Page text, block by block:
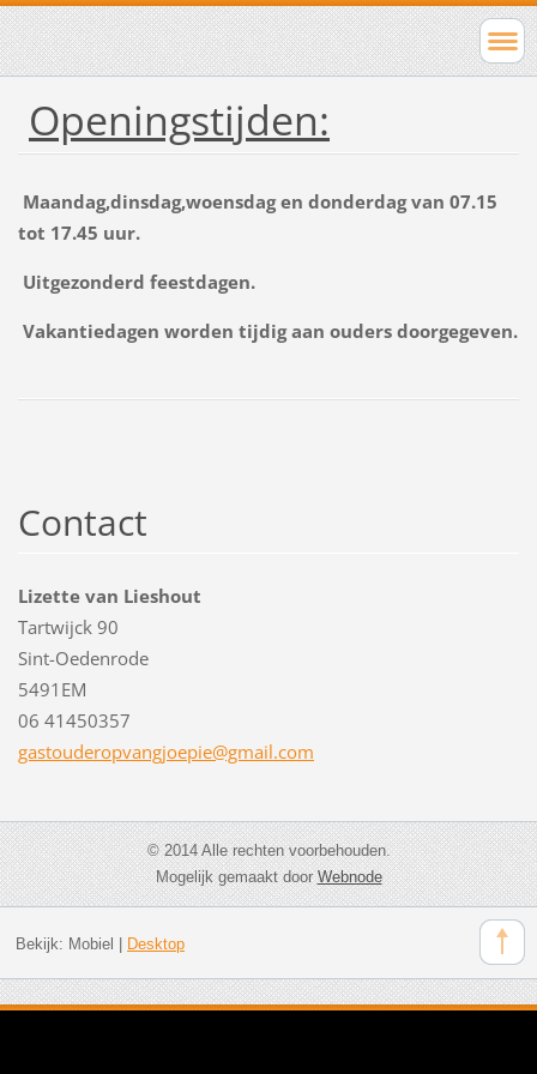
Openingstijden:
Maandag,dinsdag,woensdag en donderdag van 07.15
tot 17.45 uur.
Uitgezonderd feestdagen.
Vakantiedagen worden tijdig aan ouders doorgegeven.
Contact
Lizette van Lieshout
Tartwijck 90
Sint-Oedenrode
5491EM
06 41450357
gastouderopvangjoepie@gmail.com
© 2014 Alle rechten voorbehouden.
Mogelijk gemaakt doorWebnode
Bekijk: Mobiel Desktop